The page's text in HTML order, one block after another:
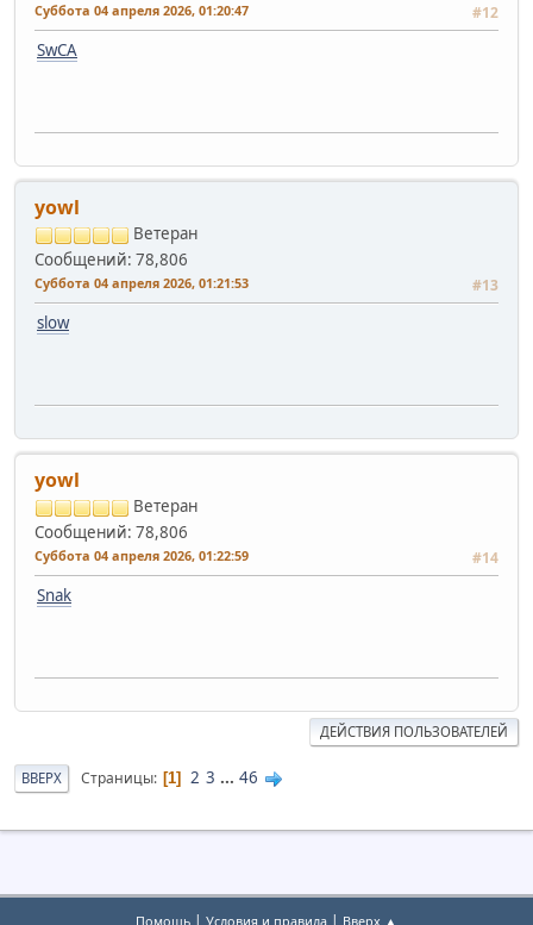
Суббота 04 апреля 2026, 01:20:47 #12
SwCA
yowl
Ветеран
Сообщений: 78,806
Суббота 04 апреля 2026, 01:21:53 #13
slow
yowl
Ветеран
Сообщений: 78,806
Суббота 04 апреля 2026, 01:22:59 #14
Snak
ДЕЙСТВИЯ ПОЛЬЗОВАТЕЛЕЙ
ВВЕРХ Страницы 1 2 3 ... 46
Помощь Условия и правила Вверх ▲